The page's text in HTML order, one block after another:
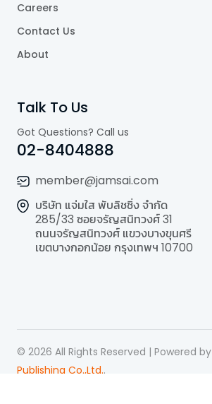
Careers
Contact Us
About
Talk To Us
Got Questions? Call us
02-8404888
member@jamsai.com
บริษัท แจ่มใส พับลิชชิ่ง จำกัด
285/33 ซอยจรัญสนิทวงศ์ 31
ถนนจรัญสนิทวงศ์ แขวงบางขุนศรี
เขตบางกอกน้อย กรุงเทพฯ 10700
© 2026 All Rights Reserved | Powered by
Publishing Co.,Ltd..